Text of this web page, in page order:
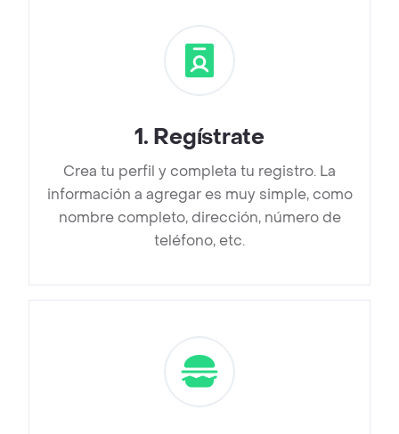
1. Regístrate
Crea tu perfil y completa tu registro. La
información a agregar es muy simple, como
nombre completo, dirección, número de
teléfono, etc.